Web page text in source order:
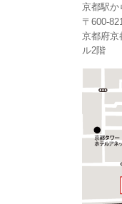
京都駅か
〒600-
京都府
ル2階